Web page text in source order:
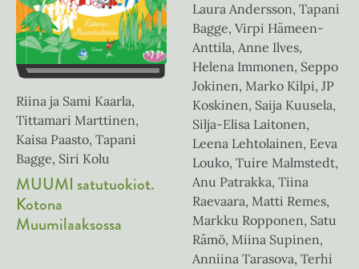
Riina ja Sami Kaarla,
Tittamari Marttinen,
Kaisa Paasto, Tapani
Bagge, Siri Kolu
MUUMI satutuokiot.
Kotona
Muumilaaksossa
Laura Andersson, Tapani
Bagge, Virpi Hämeen-
Anttila, Anne Ilves,
Helena Immonen, Seppo
Jokinen, Marko Kilpi, JP
Koskinen, Saija Kuusela,
Silja-Elisa Laitonen,
Leena Lehtolainen, Eeva
Louko, Tuire Malmstedt,
Anu Patrakka, Tiina
Raevaara, Matti Remes,
Markku Ropponen, Satu
Rämö, Miina Supinen,
Anniina Tarasova, Terhi